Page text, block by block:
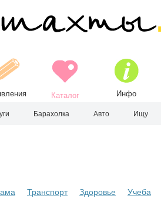
Каталог Инфо
Барахолка Авто Ищу
Транспорт Здоровье Учеба